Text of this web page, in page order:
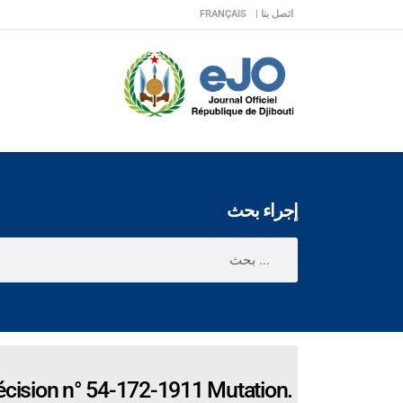
اتصل بنا | FRANÇAIS
إجراء بحث
n° 54-172-1911 Mutation.